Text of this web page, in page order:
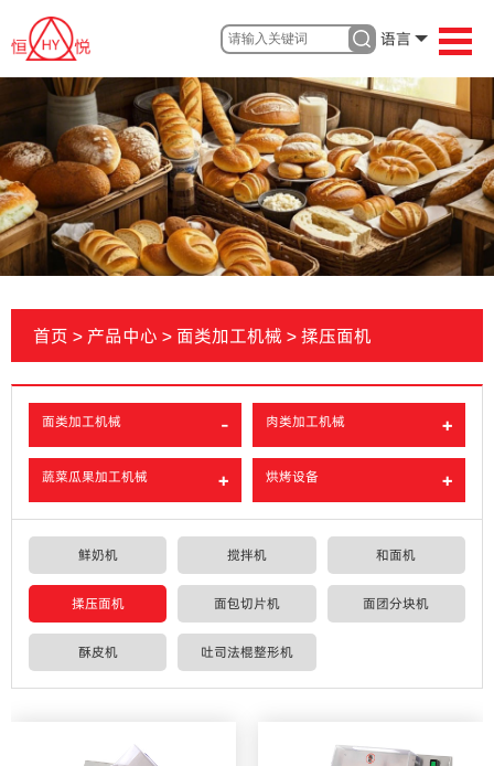
语言
首页 > 产品中心 > 面类加工机械 >揉压面机
面类加工机械 肉类加工机械
蔬菜瓜果加工机械 烘烤设备
鲜奶机 搅拌机 和面机
揉压面机 面包切片机 面团分块机
酥皮机 吐司法棍整形机